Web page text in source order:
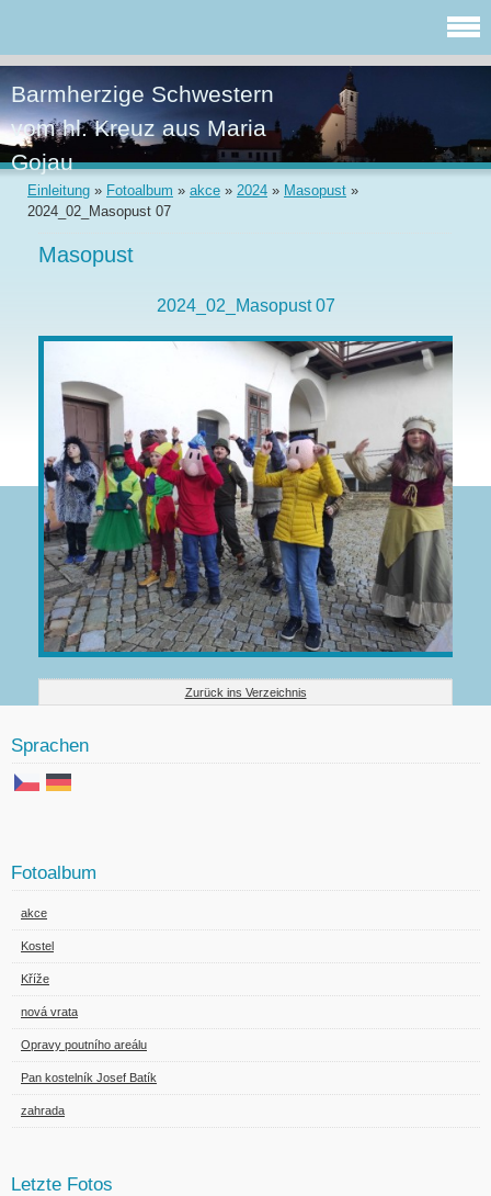
Barmherzige Schwestern
vom hl. Kreuz aus Maria
Gojau
Einleitung » Fotoalbum » akce » 2024 » Masopust »
2024_02_Masopust 07
Masopust
2024_02_Masopust 07
Zurück ins Verzeichnis
Sprachen
Fotoalbum
akce
Kostel
Kříže
nová vrata
Opravy poutního areálu
Pan kostelník Josef Batík
zahrada
Letzte Fotos